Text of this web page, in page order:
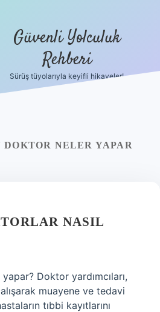
Güvenli Yolculuk
Rehberi
Sürüş tüyolarıyla keyifli hikayeler!
DOKTOR NELER YAPAR
NASIL
Doktor yardımcıları,
muayene ve tedavi
tıbbi kayıtlarını